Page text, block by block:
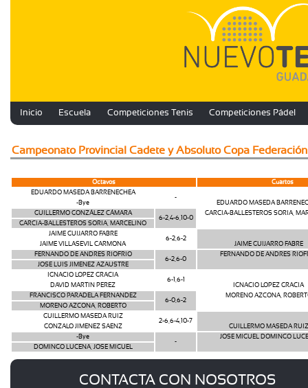
Inicio Escuela Competiciones Tenis Competiciones Pádel
Campeonato Provincial Cadete y Absoluto Copa
Octavos
Cuartos
EDUARDO MASEDA BARRENECHEA
-
EDUARDO MASEDA
-Bye
GUILLERMO GONZÁLEZ CÁMARA
6-2,4-6,10-0
GARCIA-BALLESTEROS SORIA,
GARCIA-BALLESTEROS SORIA, MARCELINO
JAIME GUIJARRO FABRE
6-2,6-2
JAIME GUIJARRO FABRE
JAIME VILLASEVIL CARMONA
FERNANDO DE ANDRES RIOFRIO
6-2,6-0
FERNANDO DE ANDRES
JOSE LUIS JIMENEZ AZAUSTRE
IGNACIO LOPEZ GRACIA
6-1,6-1
IGNACIO LOPEZ GRACIA
DAVID MARTIN PEREZ
FRANCISCO PARADELA FERNANDEZ
6-0,6-2
MORENO AZCONA,
MORENO AZCONA, ROBERTO
GUILLERMO MASEDA RUIZ
2-6,6-4,10-7
GUILLERMO MASEDA RUIZ
GONZALO JIMENEZ SAENZ
-Bye
-
JOSE MIGUEL DOMINGO
DOMINGO LUCENA, JOSE MIGUEL
CONTACTA CON NOSOTROS